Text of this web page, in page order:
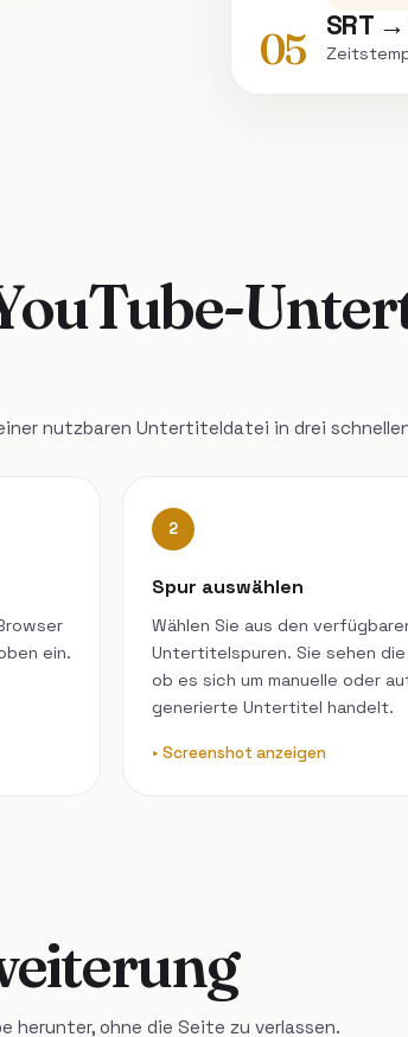
05 SRT
nutzbaren Untertiteldatei in drei
ein.
2
Spur auswählen
Wählen Sie aus den
Untertitelspuren. Sie sehen
ob es sich um manuelle oder
generierte Untertitel handelt.
Screenshot anzeigen
herunter, ohne die Seite zu verlassen.